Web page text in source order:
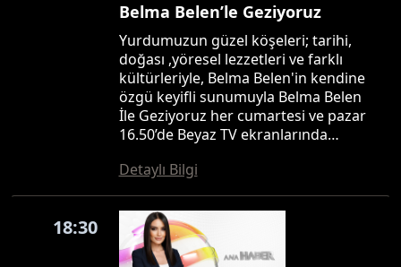
Belma Belen’le Geziyoruz
Yurdumuzun güzel köşeleri; tarihi,
doğası ,yöresel lezzetleri ve farklı
kültürleriyle, Belma Belen'in kendine
özgü keyifli sunumuyla Belma Belen
İle Geziyoruz her cumartesi ve pazar
16.50’de Beyaz TV ekranlarında…
Detaylı Bilgi
18:30